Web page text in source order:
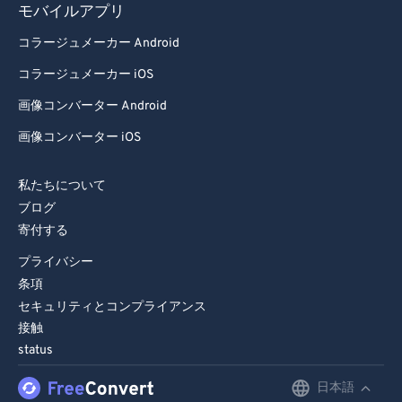
モバイルアプリ
コラージュメーカー Android
コラージュメーカー iOS
画像コンバーター Android
画像コンバーター iOS
私たちについて
ブログ
寄付する
プライバシー
条項
セキュリティとコンプライアンス
接触
status
日本語